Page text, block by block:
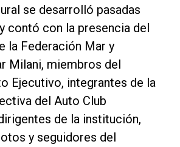
se desarrolló pasadas
contó con la presencia del
la Federación Mar y
Milani, miembros del
Ejecutivo, integrantes de la
del Auto Club
de la institución,
y seguidores del